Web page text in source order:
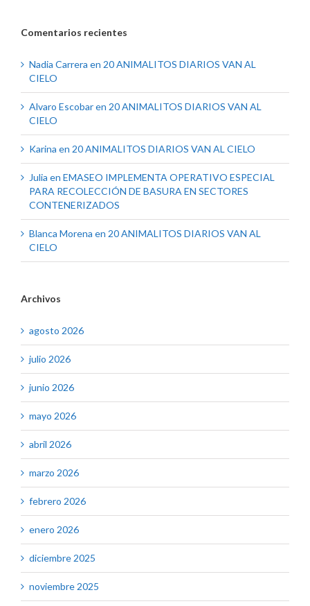
Comentarios recientes
Nadia Carrera en 20 ANIMALITOS DIARIOS VAN AL
CIELO
Alvaro Escobaren 20 ANIMALITOS DIARIOS VAN AL
CIELO
Karina en 20 ANIMALITOS DIARIOS VAN AL CIELO
Julia en EMASEO IMPLEMENTA OPERATIVO ESPECIAL
PARA RECOLECCIÓN DE BASURA EN SECTORES
CONTENERIZADOS
Blanca Morena en 20 ANIMALITOS DIARIOS VAN AL
CIELO
Archivos
agosto 2026
julio 2026
junio 2026
mayo 2026
abril 2026
marzo 2026
febrero 2026
enero 2026
diciembre 2025
noviembre 2025